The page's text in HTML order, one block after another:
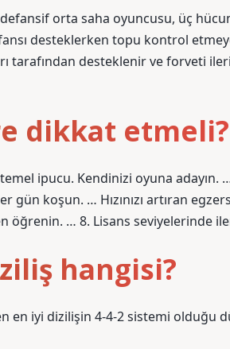
orta saha oyuncusu, üç
desteklerken topu kontrol
tarafından desteklenir ve forveti
dikkat etmeli?
ipucu. Kendinizi oyuna adayın.
koşun. … Hızınızı artıran
öğrenin. … 8. Lisans seviyelerinde
hangisi?
en iyi dizilişin 4-4-2 sistemi olduğu